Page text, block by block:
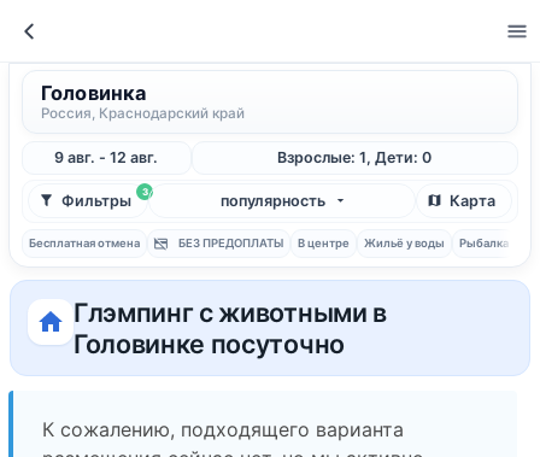
Головинка
Россия, Краснодарский край
9 авг. - 12 авг. Взрослые: 1, Дети: 0
3
Фильтры популярность Карта
Бесплатная отмена БЕЗ ПРЕДОПЛАТЫ В центре Жильё у воды Рыбалка
Глэмпинг с животными в
Головинке посуточно
К сожалению, подходящего варианта